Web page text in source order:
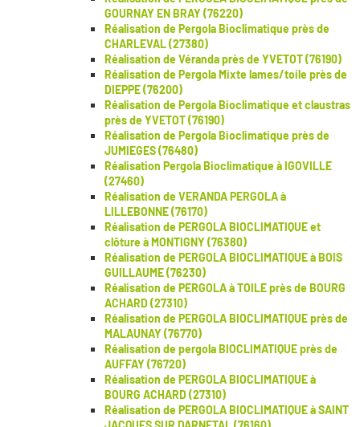
GOURNAY EN BRAY (76220)
Réalisation de Pergola Bioclimatique près de
CHARLEVAL (27380)
Réalisation de Véranda près de YVETOT (76190)
Réalisation de Pergola Mixte lames/toile près de
DIEPPE (76200)
Réalisation de Pergola Bioclimatique et claustras
près de YVETOT (76190)
Réalisation de Pergola Bioclimatique près de
JUMIEGES (76480)
Réalisation Pergola Bioclimatique à IGOVILLE
(27460)
Réalisation de VERANDA PERGOLA à
LILLEBONNE (76170)
Réalisation de PERGOLA BIOCLIMATIQUE et
clôture à MONTIGNY (76380)
Réalisation de PERGOLA BIOCLIMATIQUE à BOIS
GUILLAUME (76230)
Réalisation de PERGOLA à TOILE près de BOURG
ACHARD (27310)
Réalisation de PERGOLA BIOCLIMATIQUE près de
MALAUNAY (76770)
Réalisation de pergola BIOCLIMATIQUE près de
AUFFAY (76720)
Réalisation de PERGOLA BIOCLIMATIQUE à
BOURG ACHARD (27310)
Réalisation de PERGOLA BIOCLIMATIQUE à SAINT